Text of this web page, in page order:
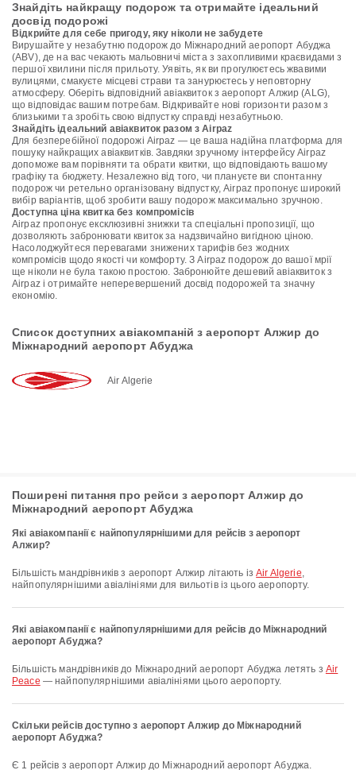
Знайдіть найкращу подорож та отримайте ідеальний
досвід подорожі
Відкрийте для себе пригоду, яку ніколи не забудете
Вирушайте у незабутню подорож до Міжнародний аеропорт Абуджа
(ABV), де на вас чекають мальовничі міста з захопливими краєвидами з
першої хвилини після прильоту. Уявіть, як ви прогулюєтесь жвавими
вулицями, смакуєте місцеві страви та занурюєтесь у неповторну
атмосферу. Оберіть відповідний авіаквиток з аеропорт Алжир (ALG),
що відповідає вашим потребам. Відкривайте нові горизонти разом з
близькими та зробіть свою відпустку справді незабутньою.
Знайдіть ідеальний авіаквиток разом з Airpaz
Для безперебійної подорожі Airpaz — це ваша надійна платформа для
пошуку найкращих авіаквитків. Завдяки зручному інтерфейсу Airpaz
допоможе вам порівняти та обрати квитки, що відповідають вашому
графіку та бюджету. Незалежно від того, чи плануєте ви спонтанну
подорож чи ретельно організовану відпустку, Airpaz пропонує широкий
вибір варіантів, щоб зробити вашу подорож максимально зручною.
Доступна ціна квитка без компромісів
Airpaz пропонує ексклюзивні знижки та спеціальні пропозиції, що
дозволяють забронювати квиток за надзвичайно вигідною ціною.
Насолоджуйтеся перевагами знижених тарифів без жодних
компромісів щодо якості чи комфорту. З Airpaz подорож до вашої мрії
ще ніколи не була такою простою. Забронюйте дешевий авіаквиток з
Airpaz і отримайте неперевершений досвід подорожей та значну
економію.
Список доступних авіакомпаній з аеропорт Алжир до
Міжнародний аеропорт Абуджа
Air Algerie
Поширені питання про рейси з аеропорт Алжир до
Міжнародний аеропорт Абуджа
Які авіакомпанії є найпопулярнішими для рейсів з аеропорт
Алжир?
Більшість мандрівників з аеропорт Алжир літають ізAir Algerie,
найпопулярнішими авіалініями для вильотів із цього аеропорту.
Які авіакомпанії є найпопулярнішими для рейсів до Міжнародний
аеропорт Абуджа?
Більшість мандрівників до Міжнародний аеропорт Абуджа летять з Air
Peace — найпопулярнішими авіалініями цього аеропорту.
Скільки рейсів доступно з аеропорт Алжир до Міжнародний
аеропорт Абуджа?
Є 1 рейсів з аеропорт Алжир до Міжнародний аеропорт Абуджа.